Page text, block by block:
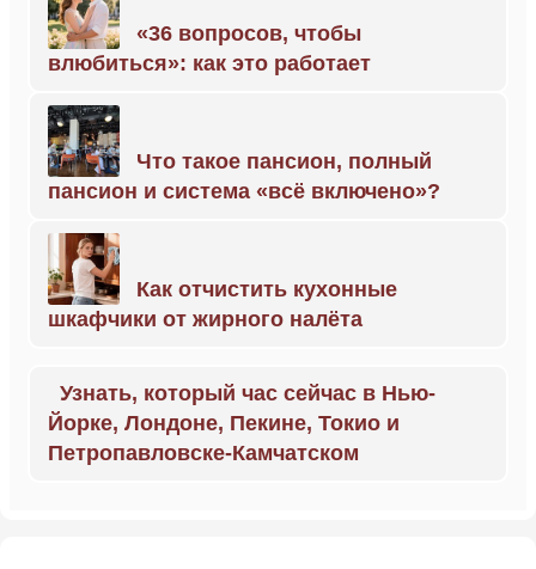
«36 вопросов, чтобы
влюбиться»: как это работает
Что такое пансион, полный
пансион и система «всё включено»?
Как отчистить кухонные
шкафчики от жирного налёта
Узнать, который час сейчас в Нью-
Йорке, Лондоне, Пекине, Токио и
Петропавловске-Камчатском